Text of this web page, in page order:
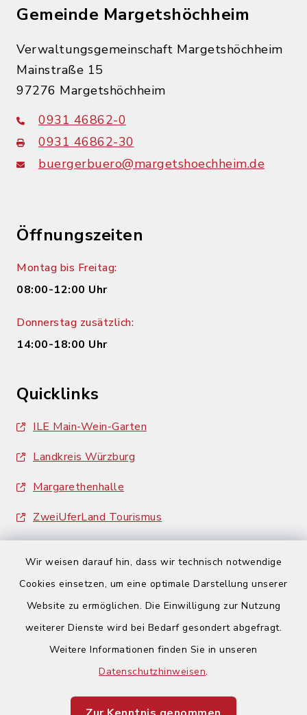
Wir weisen darauf hin, dass wir technisch notwendige
Cookies einsetzen, um eine optimale Darstellung unserer
Website zu ermöglichen. Die Einwilligung zur Nutzung
weiterer Dienste wird bei Bedarf gesondert abgefragt.
Weitere Informationen finden Sie in unseren
Datenschutzhinweisen.
Gemeinde Margetshöchheim
Verwaltungsgemeinschaft Margetshöchheim
Mainstraße 15
97276 Margetshöchheim
0931 46862-0
0931 46862-30
buergerbuero@margetshoechheim.de
Öffnungszeiten
Montag bis Freitag:
08:00-12:00 Uhr
Donnerstag zusätzlich:
14:00-18:00 Uhr
Quicklinks
ILE Main-Wein-Garten
Landkreis Würzburg
Margarethenhalle
ZweiUferLand Tourismus
Barrierefreiheit